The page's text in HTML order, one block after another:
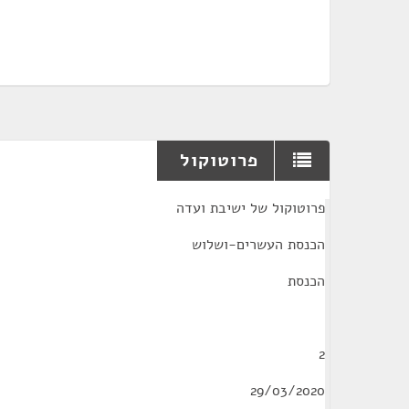
פרוטוקול
פרוטוקול של ישיבת ועדה
הכנסת העשרים-ושלוש
הכנסת
2
29/03/2020